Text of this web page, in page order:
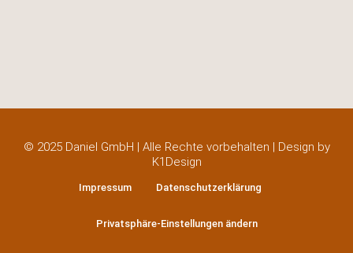
© 2025 Daniel GmbH | Alle Rechte vorbehalten | Design by
K1Design
Impressum Datenschutzerklärung
Privatsphäre-Einstellungen ändern